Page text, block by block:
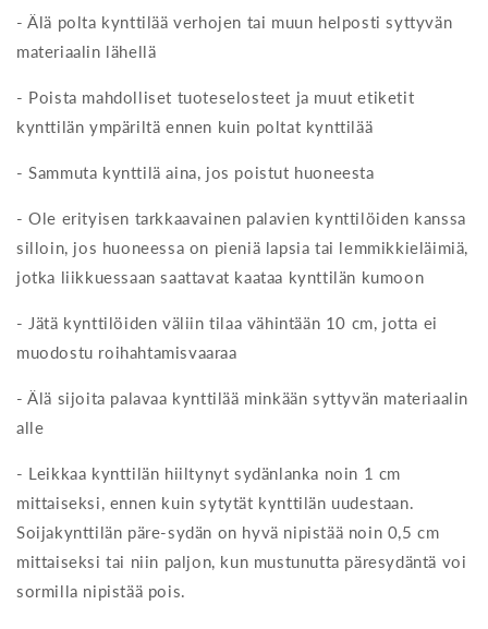
- Älä polta kynttilää verhojen tai muun helposti syttyvän
materiaalin lähellä
- Poista mahdolliset tuoteselosteet ja muut etiketit
kynttilän ympäriltä ennen kuin poltat kynttilää
- Sammuta kynttilä aina, jos poistut huoneesta
- Ole erityisen tarkkaavainen palavien kynttilöiden kanssa
silloin, jos huoneessa on pieniä lapsia tai lemmikkieläimiä,
jotka liikkuessaan saattavat kaataa kynttilän kumoon
- Jätä kynttilöiden väliin tilaa vähintään 10 cm, jotta ei
muodostu roihahtamisvaaraa
- Älä sijoita palavaa kynttilää minkään syttyvän materiaalin
alle
- Leikkaa kynttilän hiiltynyt sydänlanka noin 1 cm
mittaiseksi, ennen kuin sytytät kynttilän uudestaan.
Soijakynttilän päre-sydän on hyvä nipistää noin 0,5 cm
mittaiseksi tai niin paljon, kun mustunutta päresydäntä voi
sormilla nipistää pois.